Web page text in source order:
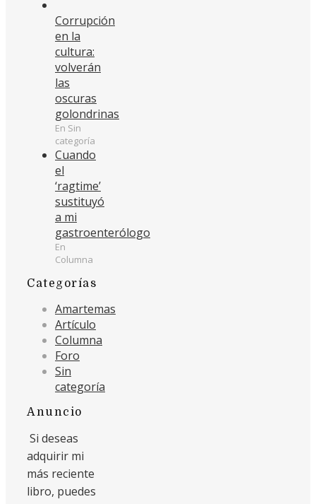
Corrupción
en la
cultura:
volverán
las
oscuras
golondrinas
En Sin
categoría
Cuando
el
‘ragtime’
sustituyó
a mi
gastroenterólogo
En
Columna
Categorías
Amartemas
Artículo
Columna
Foro
Sin
categoría
Anuncio
Si deseas
adquirir mi
más reciente
libro, puedes